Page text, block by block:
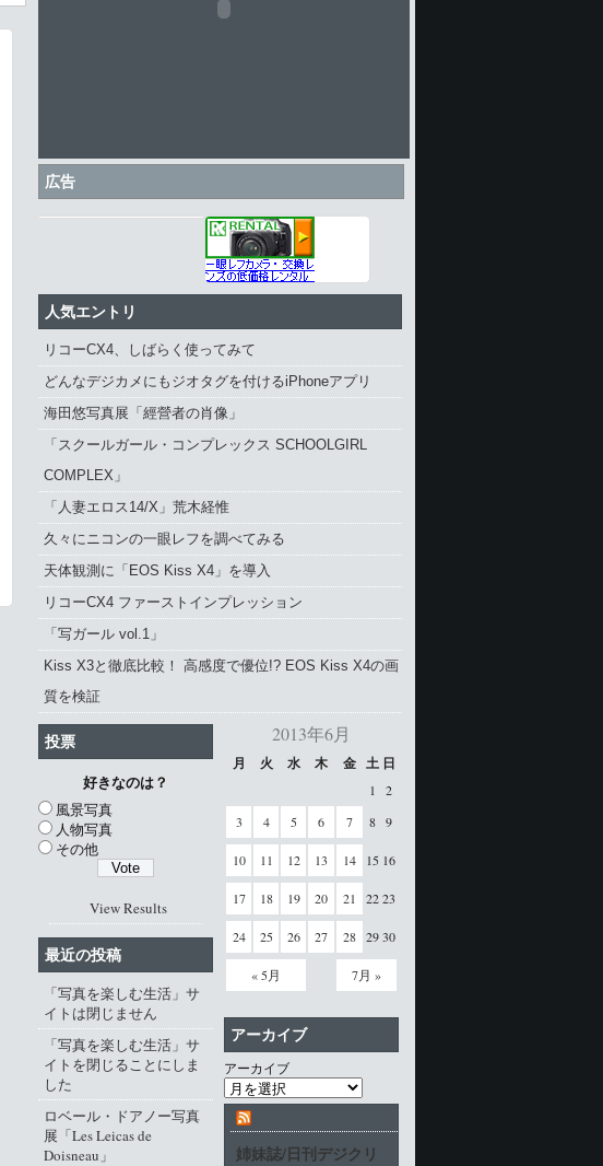
広告
人気エントリ
リコーCX4、しばらく使ってみて
どんなデジカメにもジオタグを付けるiPhoneアプリ
海田悠写真展「經營者の肖像」
「スクールガール・コンプレックス SCHOOLGIRL
COMPLEX」
「人妻エロス14/X」荒木経惟
久々にニコンの一眼レフを調べてみる
天体観測に「EOS Kiss X4」を導入
リコーCX4 ファーストインプレッション
「写ガール vol.1」
Kiss X3と徹底比較！ 高感度で優位!? EOS Kiss X4の画
質を検証
2013年6月
月 火 水 木 金 土 日
« 5月 7月 »
1
2
3
4 5 6 7 8 9
10 11 12 13 14 15 16
17 18 19 20 21 22 23
24 25 26 27 28 29 30
アーカイブ
アーカイブ
姉妹誌/日刊デジクリ
投票
好きなのは？
風景写真
人物写真
その他
View Results
最近の投稿
「写真を楽しむ生活」サ
イトは閉じません
「写真を楽しむ生活」サ
イトを閉じることにしま
した
ロベール・ドアノー写真
展「Les Leicas de
Doisneau」